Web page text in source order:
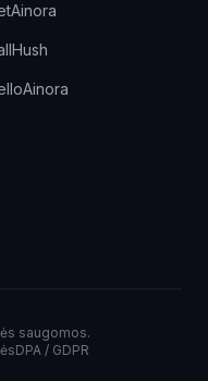
saugomos.
DPA / GDPR